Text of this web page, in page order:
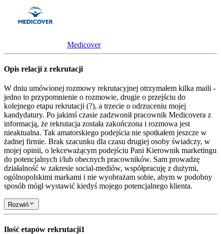
Medicover
Opis relacji z rekrutacji
W dniu umówionej rozmowy rekrutacyjnej otrzymałem kilka maili -
jedno to przypomnienie o rozmowie, drugie o przejściu do
kolejnego etapu rekrutacji (?), a trzecie o odrzuceniu mojej
kandydatury. Po jakimś czasie zadzwonił pracownik Medicovera z
informacją, że rekrutacja została zakończona i rozmowa jest
nieaktualna. Tak amatorskiego podejścia nie spotkałem jeszcze w
żadnej firmie. Brak szacunku dla czasu drugiej osoby świadczy, w
mojej opinii, o lekceważącym podejściu Pani Kierownik marketingu
do potencjalnych i/lub obecnych pracowników. Sam prowadzę
działalność w zakresie social-mediów, współpracuję z dużymi,
ogólnopolskimi markami i nie wyobrażam sobie, abym w podobny
sposób mógł wystawić kiedyś mojego potencjalnego klienta.
Rozwiń
Ilość etapów rekrutacji1